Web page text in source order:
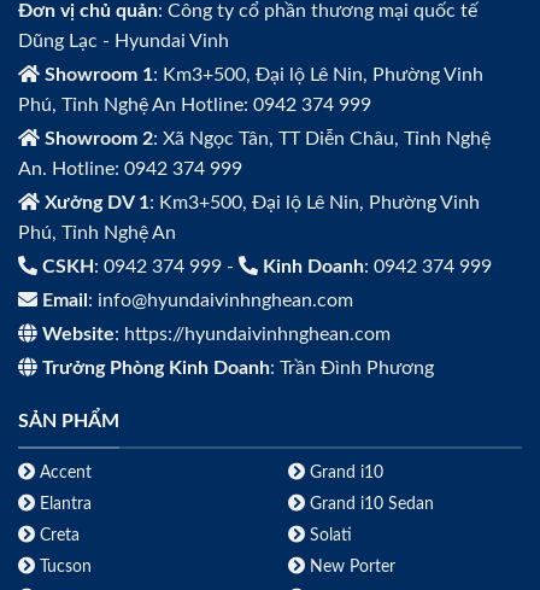
Đơn vị chủ quản: Công ty cổ phần thương mại quốc tế
Dũng Lạc - Hyundai Vinh
Showroom 1: Km3+500, Đại lộ Lê Nin, Phường Vinh
Phú, Tỉnh Nghệ An Hotline: 0942 374 999
Showroom 2: Xã Ngọc Tân, TT Diễn Châu, Tỉnh Nghệ
An. Hotline: 0942 374 999
Xưởng DV 1: Km3+500, Đại lộ Lê Nin, Phường Vinh
Phú, Tỉnh Nghệ An
CSKH : 0942 374 999 - Kinh Doanh: 0942 374 999
Email : info@hyundaivinhnghean.com
Website: https://hyundaivinhnghean.com
Trưởng Phòng Kinh Doanh: Trần Đình Phương
SẢN PHẨM
Accent
Elantra
Creta
Tucson
Grand i10
Grand i10 Sedan
Solati
New Porter